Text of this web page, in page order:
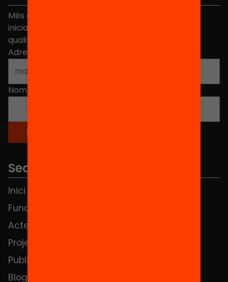
Més de 40.000 persones ja han triat Equitat. Rep
iniciatives, propostes i projectes per millorar la
qualitat de l'educació a Catalunya.
Adreça electrònica
Nom
Seccions
Inici
Fundació
Actes
Projectes
Publicacions i vídeos
Blog